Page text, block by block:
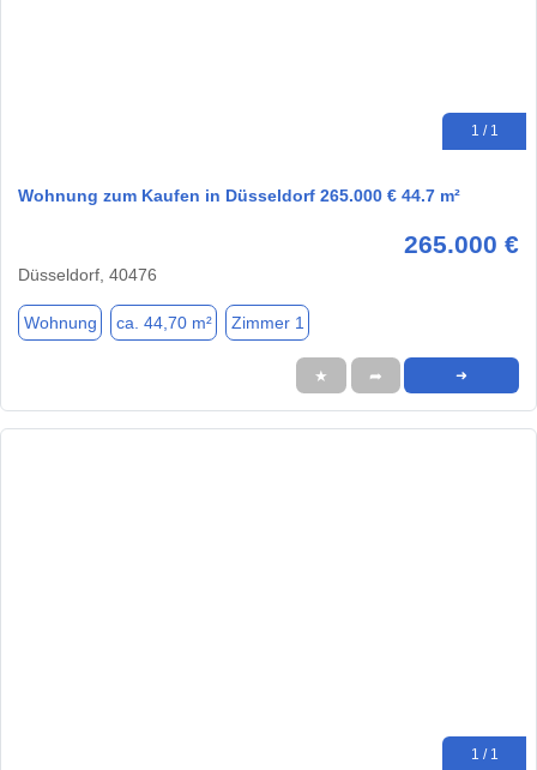
1 / 1
Wohnung zum Kaufen in Düsseldorf 265.000 € 44.7 m²
265.000 €
Düsseldorf, 40476
Wohnung ca. 44,70 m² Zimmer 1
★ ➦ ➜
1 / 1